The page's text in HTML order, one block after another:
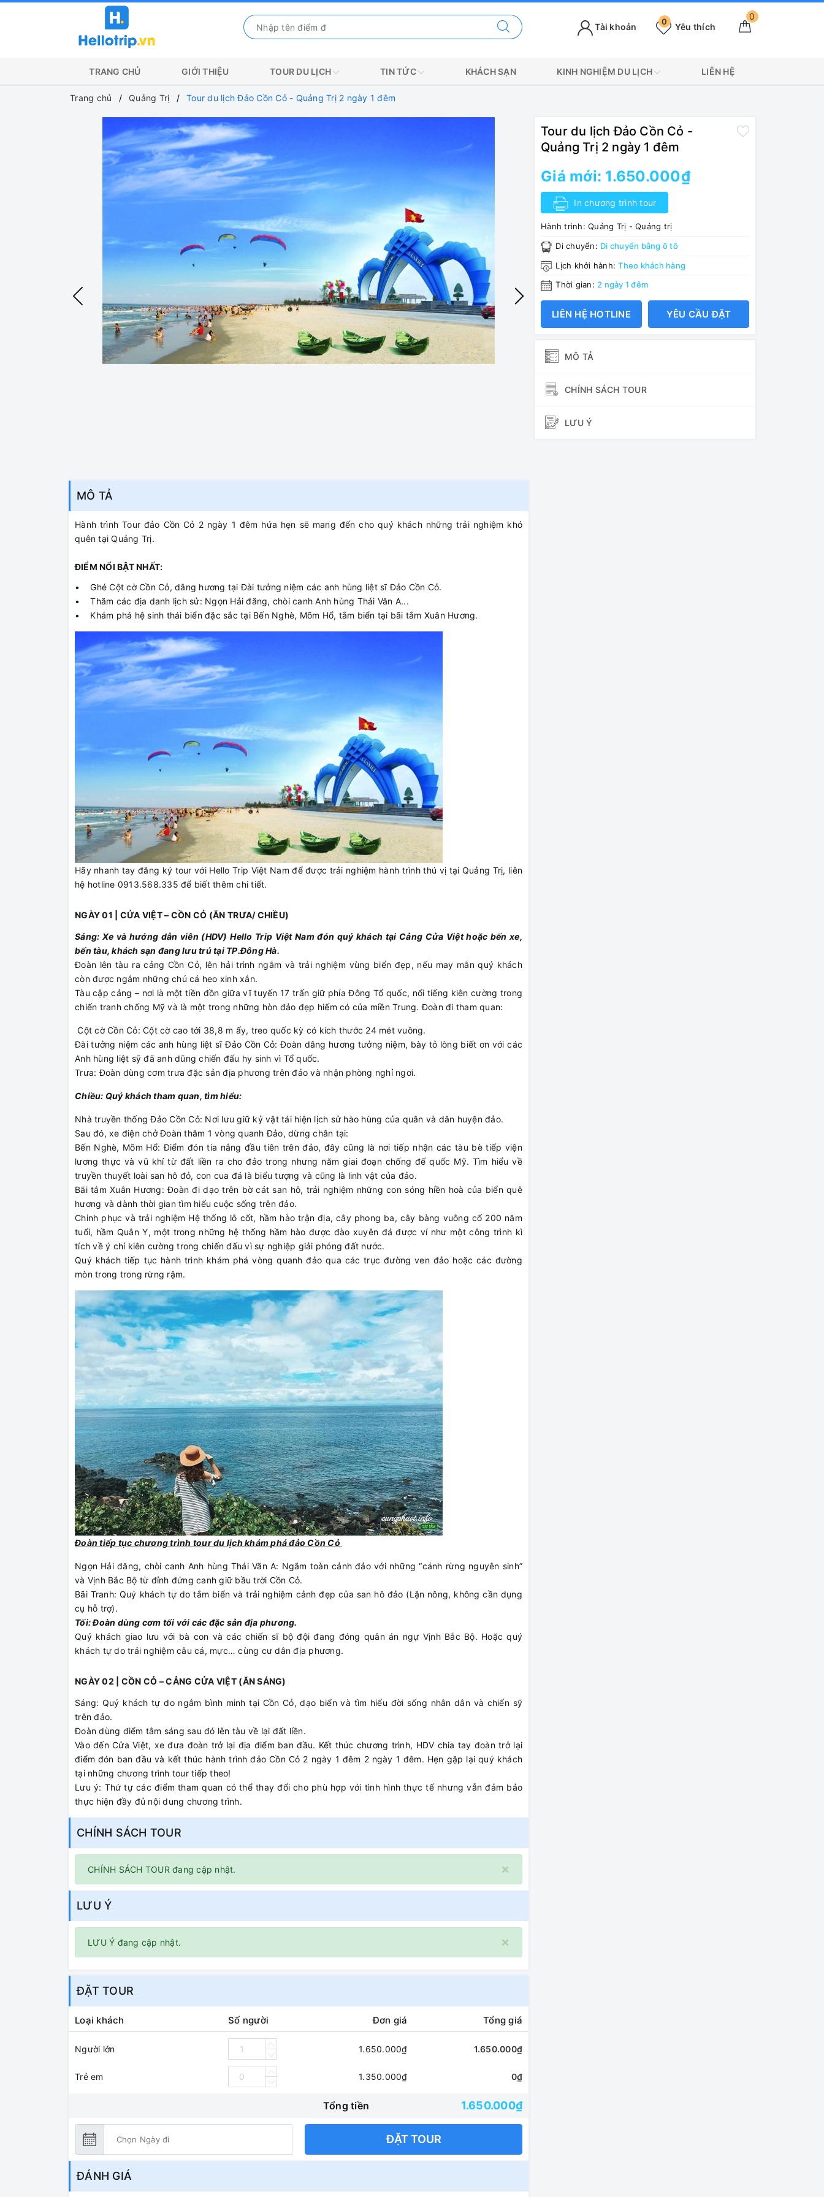
0
Yêu thích
0
Tài khoản
TRANG CHỦ GIỚI THIỆU TOUR DU LỊCH TIN TỨC KHÁCH SẠN KINH NGHIỆM DU LỊCH LIÊN HỆ
Trang chủ Quảng Trị Tour du lịch Đảo Cồn Cỏ - Quảng Trị 2 ngày 1 đêm
MÔ TẢ
Hành trình Tour đảo Cồn Cỏ 2 ngày 1 đêm hứa hẹn sẽ mang đến cho quý khách những trải nghiệm khó
quên tại Quảng Trị.
ĐIỂM NỔI BẬT NHẤT:
• Ghé Cột cờ Cồn Cỏ, dâng hương tại Đài tưởng niệm các anh hùng liệt sĩ Đảo Cồn Cỏ.
• Thăm các địa danh lịch sử: Ngọn Hải đăng, chòi canh Anh hùng Thái Văn A...
• Khám phá hệ sinh thái biển đặc sắc tại Bến Nghè, Mõm Hổ, tắm biển tại bãi tắm Xuân Hương.
Hãy nhanh tay đăng ký tour với Hello Trip Việt Nam để được trải nghiệm hành trình thú vị tại Quảng Trị, liên
hệ hotline 0913.568.335 để biết thêm chi tiết.
NGÀY 01 | CỬA VIỆT – CỒN CỎ (ĂN TRƯA/ CHIỀU)
Sáng: Xe và hướng dẫn viên (HDV) Hello Trip Việt Nam đón quý khách tại Cảng Cửa Việt hoặc bến xe,
bến tàu, khách sạn đang lưu trú tại TP.Đông Hà.
Đoàn lên tàu ra cảng Cồn Cỏ, lên hải trình ngắm và trải nghiệm vùng biển đẹp, nếu may mắn quý khách
còn được ngắm những chú cá heo xinh xắn.
Tàu cập cảng – nơi là một tiền đồn giữa vĩ tuyến 17 trấn giữ phía Đông Tổ quốc, nổi tiếng kiên cường trong
chiến tranh chống Mỹ và là một trong những hòn đảo đẹp hiếm có của miền Trung. Đoàn đi tham quan:
Cột cờ Cồn Cỏ: Cột cờ cao tới 38,8 m ấy, treo quốc kỳ có kích thước 24 mét vuông.
Đài tưởng niệm các anh hùng liệt sĩ Đảo Cồn Cỏ: Đoàn dâng hương tưởng niệm, bày tỏ lòng biết ơn với các
Anh hùng liệt sỹ đã anh dũng chiến đấu hy sinh vì Tổ quốc.
Trưa: Đoàn dùng cơm trưa đặc sản địa phương trên đảo và nhận phòng nghỉ ngơi.
Chiều: Quý khách tham quan, tìm hiểu:
Nhà truyền thống Đảo Cồn Cỏ: Nơi lưu giữ kỷ vật tái hiện lịch sử hào hùng của quân và dân huyện đảo.
Sau đó, xe điện chở Đoàn thăm 1 vòng quanh Đảo, dừng chân tại:
Bến Nghè, Mõm Hổ: Điểm đón tia nắng đầu tiên trên đảo, đây cũng là nơi tiếp nhận các tàu bè tiếp viện
lương thực và vũ khí từ đất liền ra cho đảo trong nhưng năm giai đoạn chống đế quốc Mỹ. Tìm hiểu về
truyền thuyết loài san hô đỏ, con cua đá là biểu tượng và cũng là linh vật của đảo.
Bãi tắm Xuân Hương: Đoàn đi dạo trên bờ cát san hô, trải nghiệm những con sóng hiền hoà của biển quê
hương và dành thời gian tìm hiểu cuộc sống trên đảo.
Chinh phục và trải nghiệm Hệ thống lô cốt, hầm hào trận địa, cây phong ba, cây bàng vuông cổ 200 năm
tuổi, hầm Quân Y, một trong những hệ thống hầm hào được đào xuyên đá được ví như một công trình kì
tích về ý chí kiên cường trong chiến đấu vì sự nghiệp giải phóng đất nước.
Quý khách tiếp tục hành trình khám phá vòng quanh đảo qua các trục đường ven đảo hoặc các đường
mòn trong trong rừng rậm.
Đoàn tiếp tục chương trình tour du lịch khám phá đảo Cồn Cỏ
Ngọn Hải đăng, chòi canh Anh hùng Thái Văn A: Ngắm toàn cảnh đảo với những “cánh rừng nguyên sinh”
và Vịnh Bắc Bộ từ đỉnh đứng canh giữ bầu trời Cồn Cỏ.
Bãi Tranh: Quý khách tự do tắm biển và trải nghiệm cảnh đẹp của san hô đảo (Lặn nông, không cần dụng
cụ hỗ trợ).
Tối: Đoàn dùng cơm tối với các đặc sản địa phương.
Quý khách giao lưu với bà con và các chiến sĩ bộ đội đang đóng quân án ngự Vịnh Bắc Bộ. Hoặc quý
khách tự do trải nghiệm câu cá, mực… cùng cư dân địa phương.
NGÀY 02 | CỒN CỎ – CẢNG CỬA VIỆT (ĂN SÁNG)
Sáng: Quý khách tự do ngắm bình minh tại Cồn Cỏ, dạo biển và tìm hiểu đời sống nhân dân và chiến sỹ
trên đảo.
Đoàn dùng điểm tâm sáng sau đó lên tàu về lại đất liền.
Vào đến Cửa Việt, xe đưa đoàn trở lại địa điểm ban đầu. Kết thúc chương trình, HDV chia tay đoàn trở lại
điểm đón ban đầu và kết thúc hành trình đảo Cồn Cỏ 2 ngày 1 đêm 2 ngày 1 đêm. Hẹn gặp lại quý khách
tại những chương trình tour tiếp theo!
Lưu ý: Thứ tự các điểm tham quan có thể thay đổi cho phù hợp với tình hình thực tế nhưng vẫn đảm bảo
thực hiện đầy đủ nội dung chương trình.
CHÍNH SÁCH TOUR
×
CHÍNH SÁCH TOUR đang cập nhật.
LƯU Ý
×
LƯU Ý đang cập nhật.
ĐẶT TOUR
Loại khách Số người Đơn giá Tổng giá
Người lớn 1.650.000₫ 1.650.000₫
Trẻ em 1.350.000₫ 0₫
Tổng tiền 1.650.000₫
ĐẶT TOUR
ĐÁNH GIÁ
Tour du lịch Đảo Cồn Cỏ -
Quảng Trị 2 ngày 1 đêm
Giá mới: 1.650.000₫
In chương trình tour
Hành trình: Quảng Trị - Quảng trị
Di chuyển: Di chuyển bằng ô tô
Lịch khởi hành:Theo khách hàng
Thời gian: 2 ngày 1 đêm
LIÊN HỆ HOTLINE YÊU CẦU ĐẶT
MÔ TẢ
CHÍNH SÁCH TOUR
LƯU Ý